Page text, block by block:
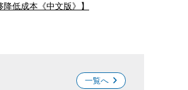
降低成本《中文版》】
一覧へ